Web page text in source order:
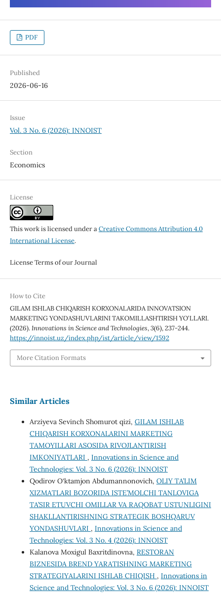
PDF
Published
2026-06-16
Issue
Vol. 3 No. 6 (2026): INNOIST
Section
Economics
License
This work is licensed under aCreative Commons Attribution 4.0
International License.
License Terms of our Journal
How to Cite
GILAM ISHLAB CHIQARISH KORXONALARIDA INNOVATSION
MARKETING YONDASHUVLARINI TAKOMILLASHTIRISH YO‘LLARI.
(2026).Innovations in Science and Technologies,3(6), 237-244.
https://innoist.uz/index.php/ist/article/view/1592
More Citation Formats
Similar Articles
Arziyeva Sevinch Shomurot qizi, GILAM ISHLAB
CHIQARISH KORXONALARINI MARKETING
TAMOYILLARI ASOSIDA RIVOJLANTIRISH
IMKONIYATLARI , Innovations in Science and
Technologies: Vol. 3 No. 6 (2026): INNOIST
Qodirov O‘ktamjon Abdumannonovich, OLIY TA’LIM
XIZMATLARI BOZORIDA ISTE’MOLCHI TANLOVIGA
TA’SIR ETUVCHI OMILLAR VA RAQOBAT USTUNLIGINI
SHAKLLANTIRISHNING STRATEGIK BOSHQARUV
YONDASHUVLARI , Innovations in Science and
Technologies: Vol. 3 No. 4 (2026): INNOIST
Kalanova Moxigul Baxritdinovna, RESTORAN
BIZNESIDA BREND YARATISHNING MARKETING
STRATEGIYALARINI ISHLAB CHIQISH , Innovations in
Science and Technologies: Vol. 3 No. 6 (2026): INNOIST